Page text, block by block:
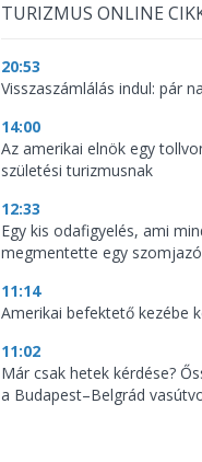
TURIZMUS ONLINE
20:53
Visszaszámlálás indul: pár
14:00
Az amerikai elnök egy
születési turizmusnak
12:33
Egy kis odafigyelés, ami
megmentette egy
11:14
Amerikai befektető kezébe
11:02
Már csak hetek kérdése?
a Budapest–Belgrád